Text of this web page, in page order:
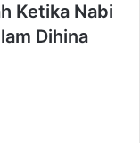
Ketika Nabi
Dihina